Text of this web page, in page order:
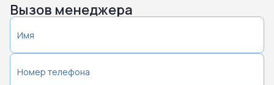
Вызов менеджера